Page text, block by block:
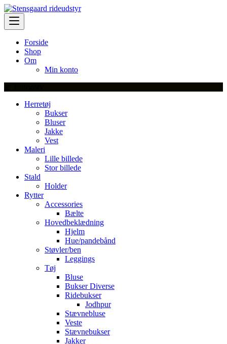
Skip
to
content
Forside
Shop
Om
Min konto
Herretøj
Bukser
Bluser
Jakke
Vest
Maleri
Lille billede
Stor billede
Stald
Holder
Rytter
Accessories
Bælte
Hovedbeklædning
Hjelm
Hue/pandebånd
Støvler/ben
Leggings
Tøj
Bluse
Bukser Diverse
Ridebukser
Jodhpur
Stævnebluse
Veste
Stævnebukser
Jakker